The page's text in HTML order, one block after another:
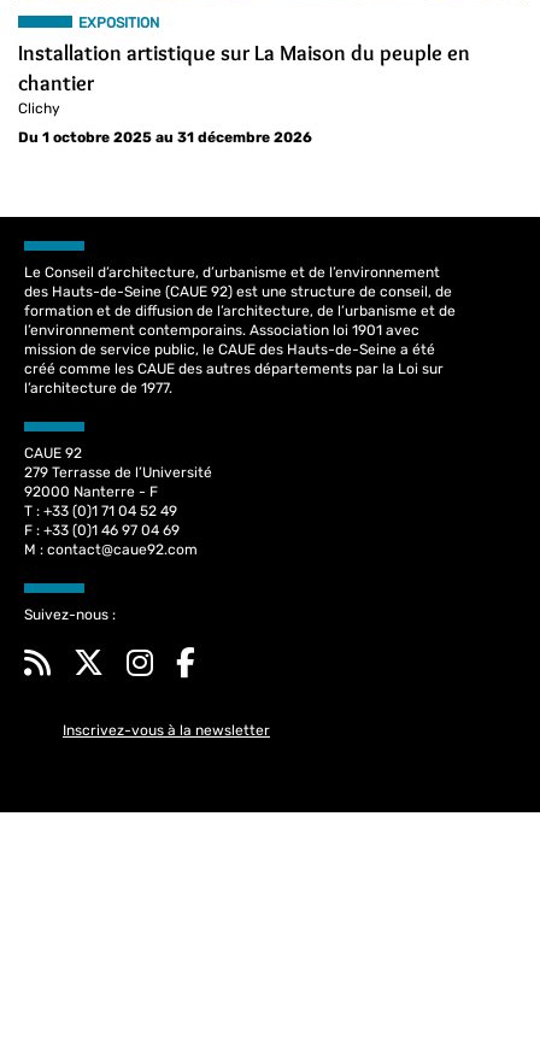
EXPOSITION
Installation artistique sur La Maison du peuple en
chantier
Clichy
Du 1 octobre 2025 au 31 décembre 2026
Le Conseil d’architecture, d’urbanisme et de l’environnement
des Hauts-de-Seine (CAUE 92) est une structure de conseil, de
formation et de diffusion de l’architecture, de l’urbanisme et de
l’environnement contemporains. Association loi 1901 avec
mission de service public, le CAUE des Hauts-de-Seine a été
créé comme les CAUE des autres départements par la Loi sur
l’architecture de 1977.
CAUE 92
279 Terrasse de l’Université
92000 Nanterre - F
T : +33 (0)1 71 04 52 49
F : +33 (0)1 46 97 04 69
M : contact@caue92.com
Suivez-nous :
Inscrivez-vous à la newsletter